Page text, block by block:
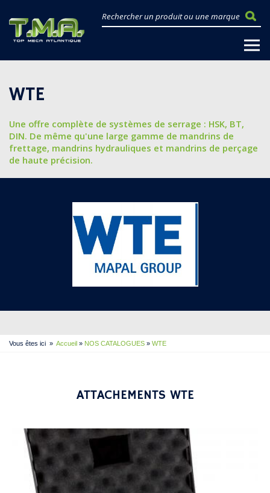
WTE
Une offre complète de systèmes de serrage : HSK, BT,
DIN. De même qu'une large gamme de mandrins de
frettage, mandrins hydrauliques et mandrins de perçage
de haute précision.
Vous êtes ici » Accueil » NOS CATALOGUES » WTE
ATTACHEMENTS WTE